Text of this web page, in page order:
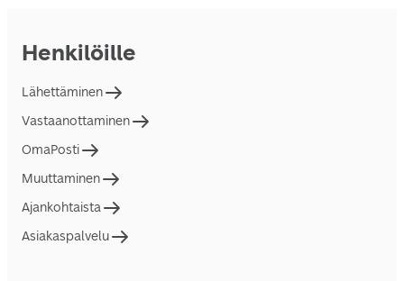
Henkilöille
Lähettäminen
Vastaanottaminen
OmaPosti
Muuttaminen
Ajankohtaista
Asiakaspalvelu